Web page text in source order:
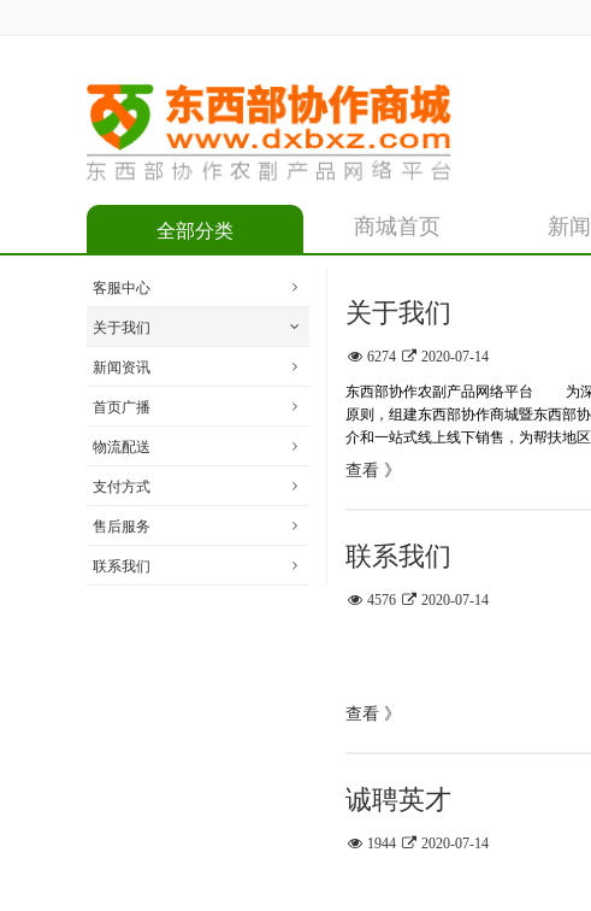
商城首页 新
全部分类
关于我们
6274 2020-07-14
东西部协作农副产品网络平台 为深
原则，组建东西部协作商城暨东西部
介和一站式线上线下销售，为帮扶地
查看 》
联系我们
4576 2020-07-14
查看 》
诚聘英才
1944 2020-07-14
客服中心
关于我们
新闻资讯
首页广播
物流配送
支付方式
售后服务
联系我们